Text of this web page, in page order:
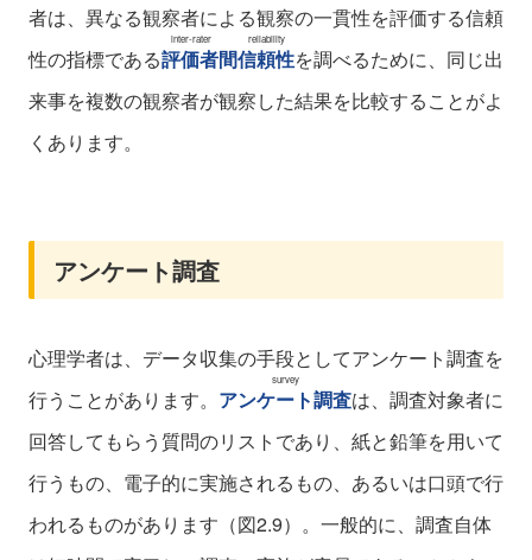
者は、異なる観察者による観察の一貫性を評価する信頼
性の指標である評価者間信頼性
inter-rater reliability
を調べるために、同じ出
来事を複数の観察者が観察した結果を比較することがよ
くあります。
アンケート調査
心理学者は、データ収集の手段としてアンケート調査を
行うことがあります。 アンケート調査
survey
は、調査対象者に
回答してもらう質問のリストであり、紙と鉛筆を用いて
行うもの、電子的に実施されるもの、あるいは口頭で行
われるものがあります（図2.9）。一般的に、調査自体